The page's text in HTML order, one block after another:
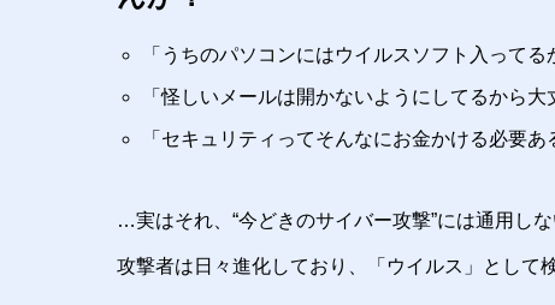
「うちのパソコンにはウイルスソフト入ってる
「怪しいメールは開かないようにしてるから大
「セキュリティってそんなにお金かける必要あ
…実はそれ、“今どきのサイバー攻撃”には通用しな
攻撃者は日々進化しており、「ウイルス」として